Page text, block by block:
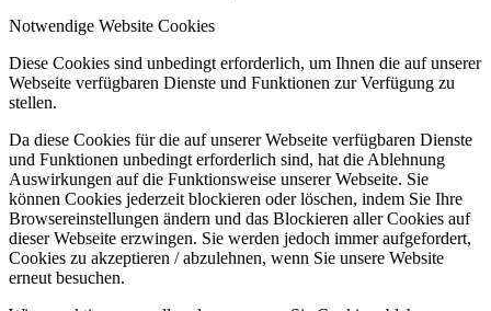
Notwendige Website Cookies
Diese Cookies sind unbedingt erforderlich, um Ihnen die auf unserer
Webseite verfügbaren Dienste und Funktionen zur Verfügung zu
stellen.
Da diese Cookies für die auf unserer Webseite verfügbaren Dienste
und Funktionen unbedingt erforderlich sind, hat die Ablehnung
Auswirkungen auf die Funktionsweise unserer Webseite. Sie
können Cookies jederzeit blockieren oder löschen, indem Sie Ihre
Browsereinstellungen ändern und das Blockieren aller Cookies auf
dieser Webseite erzwingen. Sie werden jedoch immer aufgefordert,
Cookies zu akzeptieren / abzulehnen, wenn Sie unsere Website
erneut besuchen.